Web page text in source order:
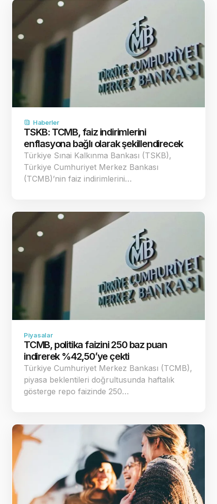
Haberler
TSKB: TCMB, faiz indirimlerini
enflasyona bağlı olarak şekillendirecek
Türkiye Sınai Kalkınma Bankası (TSKB),
Türkiye Cumhuriyet Merkez Bankası
(TCMB)’nin faiz indirimlerini…
Piyasalar
TCMB, politika faizini 250 baz puan
indirerek %42,50’ye çekti
Türkiye Cumhuriyet Merkez Bankası (TCMB),
piyasa beklentileri doğrultusunda haftalık
gösterge repo faizinde 250…